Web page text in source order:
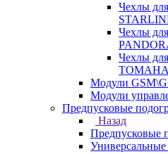
Чехлы
Чехлы
Чехлы
Модули
Модули
Предпусковые
Назад
Предпусковые
Универсальные